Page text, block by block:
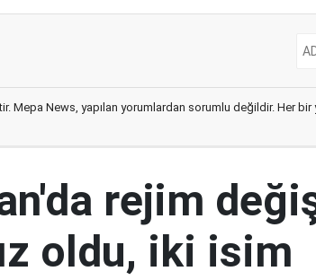
Mepa News, yapılan yorumlardan sorumlu değildir. Her bir
rejim
oldu, iki isim